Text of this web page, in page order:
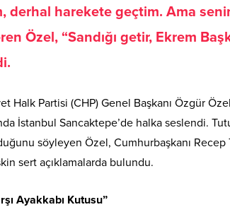
harekete geçtim. Ama
Özel, “Sandığı getir, Ekrem
Halk Partisi (CHP) Genel Başkanı Özgür
İstanbul Sancaktepe’de halka seslendi.
söyleyen Özel, Cumhurbaşkanı
sert açıklamalarda bulundu.
Ayakkabı Kutusu”